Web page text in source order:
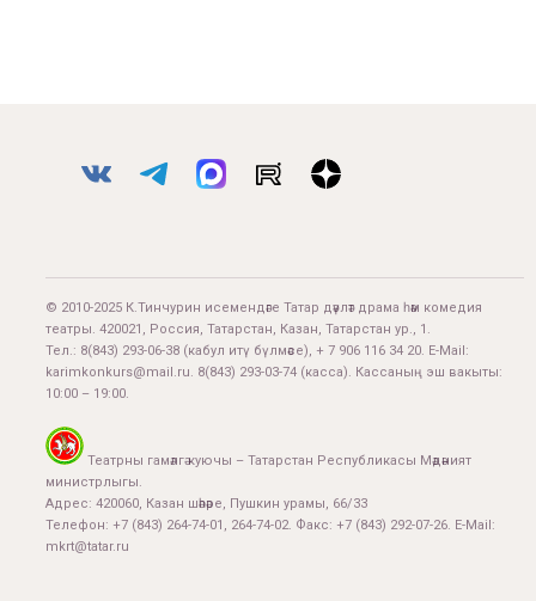
© 2010-2025 К.Тинчурин исемендәге Татар дәүләт драма һәм комедия
театры. 420021, Россия, Татарстан, Казан, Татарстан ур., 1.
Тел.: 8(843) 293-06-38 (кабул итү бүлмәсе), + 7 906 116 34 20. E-Mail:
karimkonkurs@mail.ru. 8(843) 293-03-74 (касса). Кассаның эш вакыты:
10:00 – 19:00.
Театрны гамәлгә куючы – Татарстан Республикасы Мәдәният
министрлыгы.
Адрес: 420060, Казан шәһәре, Пушкин урамы, 66/33
Телефон: +7 (843) 264-74-01, 264-74-02. Факс: +7 (843) 292-07-26. E-Mail:
mkrt@tatar.ru